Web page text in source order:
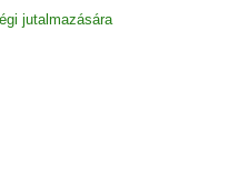
jutalmazására